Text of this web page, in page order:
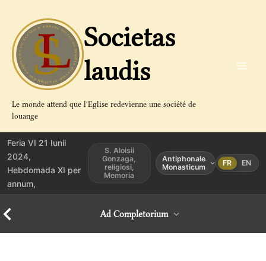
contenu
Societas
laudis
Le monde attend que l'Eglise redevienne une société de
louange
Feria VI 21 Iunii
2024,
Hebdomada XI per
annum,
S. Aloisii
Gonzaga,
religiosi,
Memoria
Antiphonale
Monasticum
FR EN
Ad Completorium